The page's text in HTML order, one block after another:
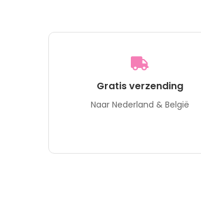
Gratis verzending
Naar Nederland & België